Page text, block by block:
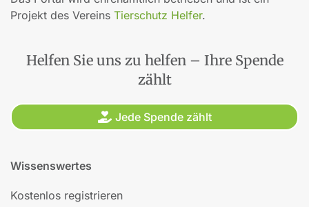
Projekt des Vereins Tierschutz Helfer.
Helfen Sie uns zu helfen – Ihre Spende
zählt
Jede Spende zählt
Wissenswertes
Kostenlos registrieren